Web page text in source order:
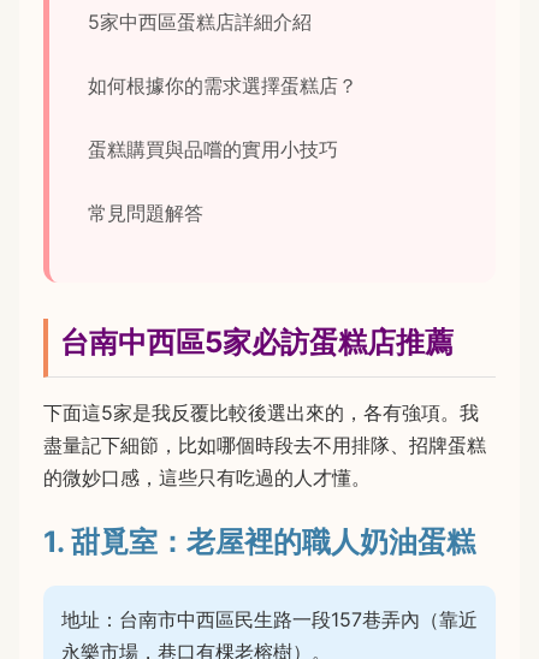
5家中西區蛋糕店詳細介紹
如何根據你的需求選擇蛋糕店？
蛋糕購買與品嚐的實用小技巧
常見問題解答
台南中西區5家必訪蛋糕店推薦
下面這5家是我反覆比較後選出來的，各有強項。我
盡量記下細節，比如哪個時段去不用排隊、招牌蛋糕
的微妙口感，這些只有吃過的人才懂。
1. 甜覓室：老屋裡的職人奶油蛋糕
地址：台南市中西區民生路一段157巷弄內（靠近
永樂市場，巷口有棵老榕樹）。